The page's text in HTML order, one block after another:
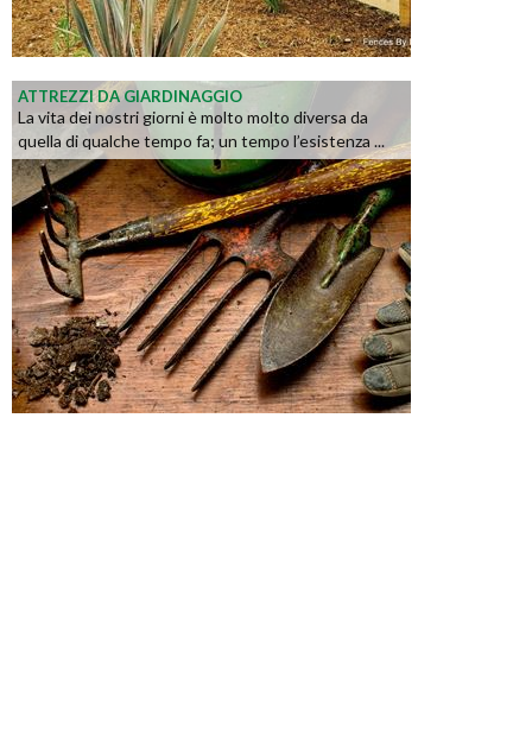
ATTREZZI DA GIARDINAGGIO
La vita dei nostri giorni è molto molto diversa da
quella di qualche tempo fa; un tempo l’esistenza ...